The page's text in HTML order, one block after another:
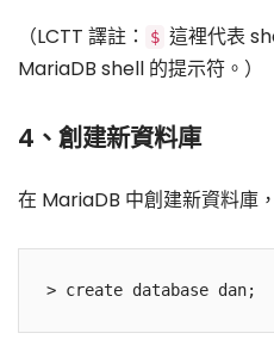
（LCTT 譯註： $ 這裡代表
MariaDB shell 的提示符。）
4、創建新資料庫
在 MariaDB 中創建新資料庫